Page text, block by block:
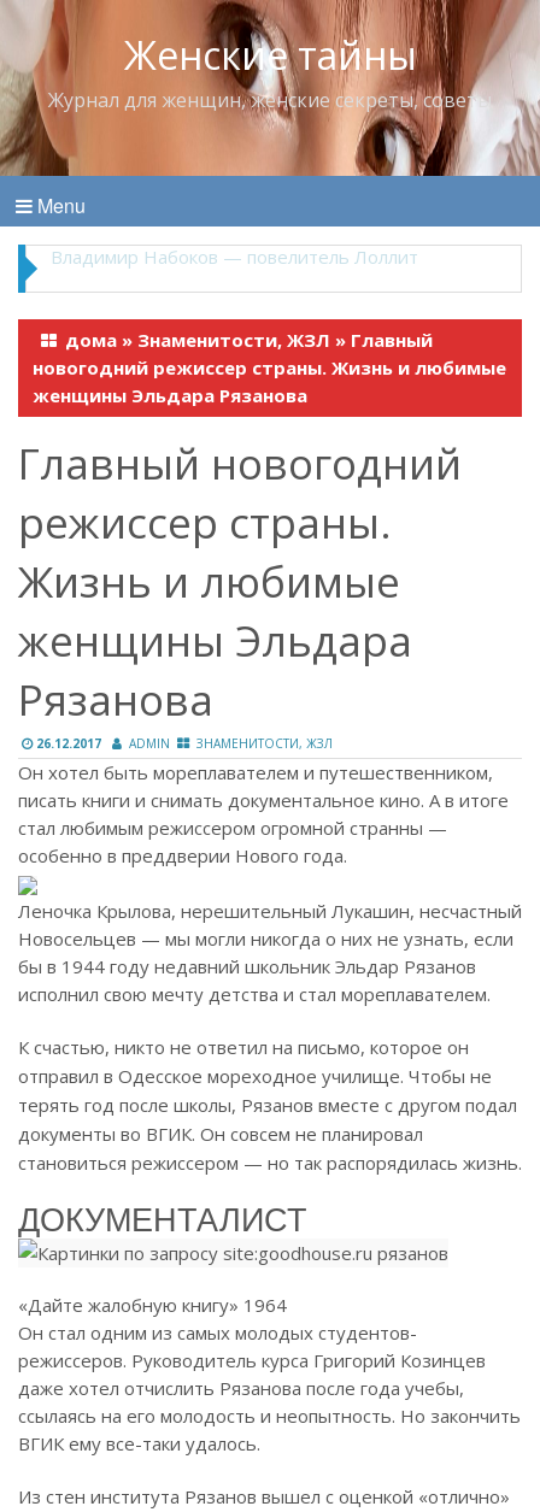
Женские тайны
Журнал для женщин, женские секреты, советы
Menu
Владимир Набоков — повелитель Лоллит
дома » Знаменитости, ЖЗЛ » Главный
новогодний режиссер страны. Жизнь и любимые
женщины Эльдара Рязанова
Главный новогодний
режиссер страны.
Жизнь и любимые
женщины Эльдара
Рязанова
26.12.2017 ADMIN ЗНАМЕНИТОСТИ, ЖЗЛ
Он хотел быть мореплавателем и путешественником,
писать книги и снимать документальное кино. А в итоге
стал любимым режиссером огромной странны —
особенно в преддверии Нового года.
Леночка Крылова, нерешительный Лукашин, несчастный
Новосельцев — мы могли никогда о них не узнать, если
бы в 1944 году недавний школьник Эльдар Рязанов
исполнил свою мечту детства и стал мореплавателем.
К счастью, никто не ответил на письмо, которое он
отправил в Одесское мореходное училище. Чтобы не
терять год после школы, Рязанов вместе с другом подал
документы во ВГИК. Он совсем не планировал
становиться режиссером — но так распорядилась жизнь.
ДОКУМЕНТАЛИСТ
«Дайте жалобную книгу» 1964
Он стал одним из самых молодых студентов-
режиссеров. Руководитель курса Григорий Козинцев
даже хотел отчислить Рязанова после года учебы,
ссылаясь на его молодость и неопытность. Но закончить
ВГИК ему все-таки удалось.
Из стен института Рязанов вышел с оценкой «отлично»